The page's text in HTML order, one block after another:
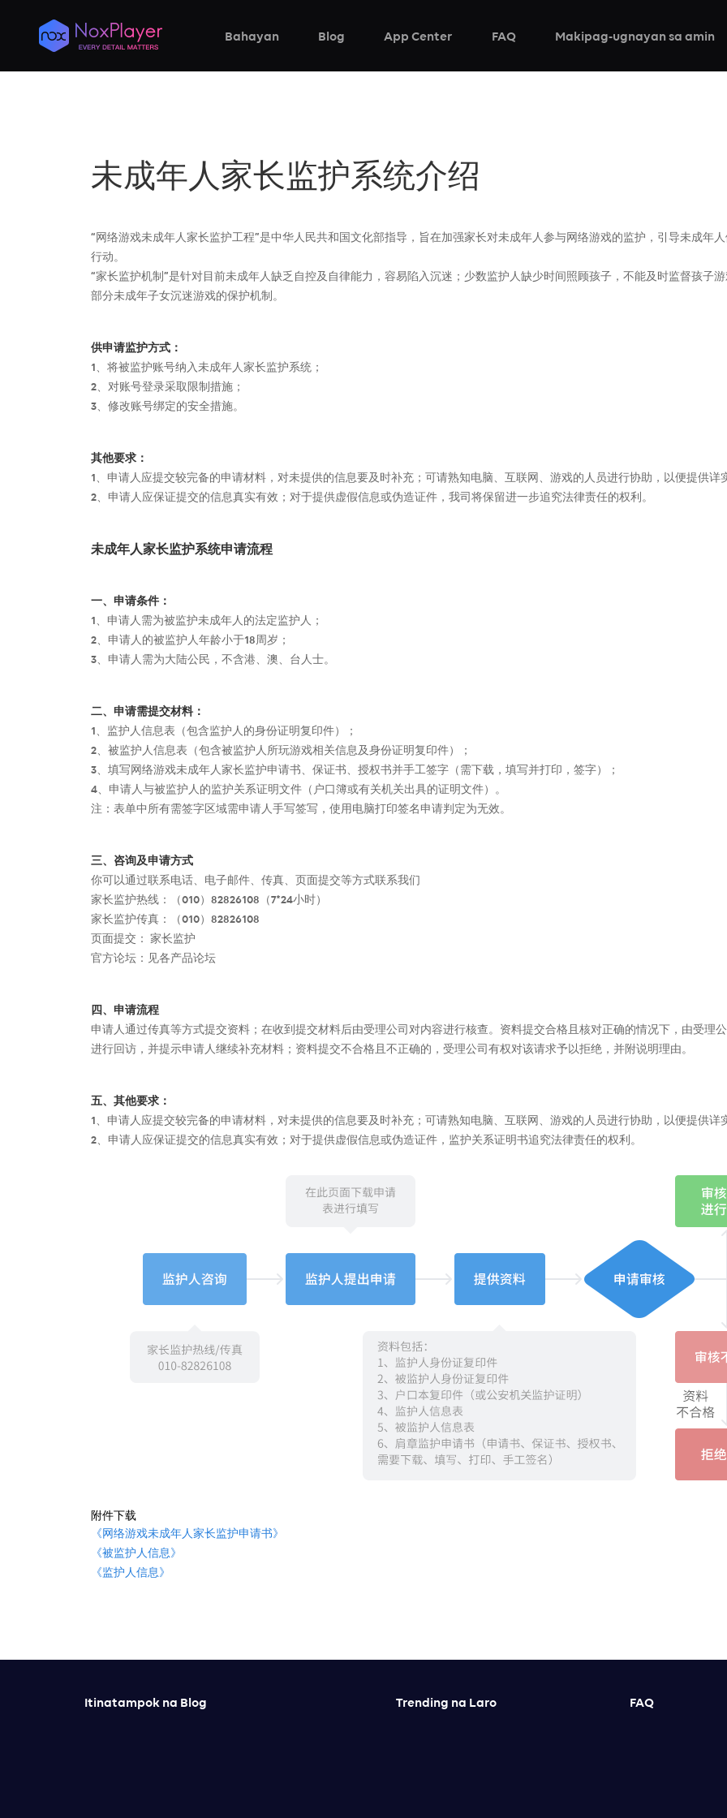
Bahayan Blog App Center FAQ Makipag-ugnayan sa amin
未成年人家长监护系统介绍
“网络游戏未成年人家长监护工程”是中华人民共和国文化部指导，旨在加强家长对未成年人参与网络游戏的监护，引导未成年
行动。
“家长监护机制”是针对目前未成年人缺乏自控及自律能力，容易陷入沉迷；少数监护人缺少时间照顾孩子，不能及时监督孩子
部分未成年子女沉迷游戏的保护机制。
供申请监护方式：
1、将被监护账号纳入未成年人家长监护系统；
2、对账号登录采取限制措施；
3、修改账号绑定的安全措施。
其他要求：
1、申请人应提交较完备的申请材料，对未提供的信息要及时补充；可请熟知电脑、互联网、游戏的人员进行协助，以便提供详
2、申请人应保证提交的信息真实有效；对于提供虚假信息或伪造证件，我司将保留进一步追究法律责任的权利。
未成年人家长监护系统申请流程
一、申请条件：
1、申请人需为被监护未成年人的法定监护人；
2、申请人的被监护人年龄小于18周岁；
3、申请人需为大陆公民，不含港、澳、台人士。
二、申请需提交材料：
1、监护人信息表（包含监护人的身份证明复印件）；
2、被监护人信息表（包含被监护人所玩游戏相关信息及身份证明复印件）；
3、填写网络游戏未成年人家长监护申请书、保证书、授权书并手工签字（需下载，填写并打印，签字）；
4、申请人与被监护人的监护关系证明文件（户口簿或有关机关出具的证明文件）。
注：表单中所有需签字区域需申请人手写签写，使用电脑打印签名申请判定为无效。
三、咨询及申请方式
你可以通过联系电话、电子邮件、传真、页面提交等方式联系我们
家长监护热线：（010）82826108（7*24小时）
家长监护传真：（010）82826108
页面提交： 家长监护
官方论坛：见各产品论坛
四、申请流程
申请人通过传真等方式提交资料；在收到提交材料后由受理公司对内容进行核查。资料提交合格且核对正确的情况下，由受理
进行回访，并提示申请人继续补充材料；资料提交不合格且不正确的，受理公司有权对该请求予以拒绝，并附说明理由。
五、其他要求：
1、申请人应提交较完备的申请材料，对未提供的信息要及时补充；可请熟知电脑、互联网、游戏的人员进行协助，以便提供详
2、申请人应保证提交的信息真实有效；对于提供虚假信息或伪造证件，监护关系证明书追究法律责任的权利。
附件下载
《网络游戏未成年人家长监护申请书》
《被监护人信息》
《监护人信息》
Itinatampok na Blog Trending na Laro FAQ